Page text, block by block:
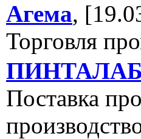
Агема,
Торговля
Поставка